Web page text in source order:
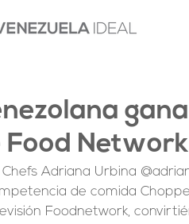
Food
Chefs Adriana Urbina
de comida
Foodnetwork,